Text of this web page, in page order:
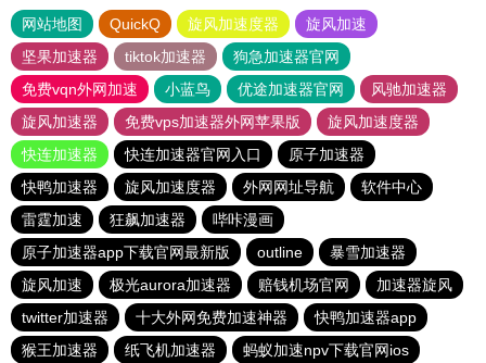
网站地图 QuickQ 旋风加速度器
旋风加速
坚果加速器
tiktok加速器
狗急加速器官网
免费vqn外网加速
小蓝鸟 优途加速器官网
风驰加速器
旋风加速器
免费vps加速器外网苹果版
旋风加速度器
快连加速器
快连加速器官网入口
原子加速器
快鸭加速器
旋风加速度器 外网网址导航
软件中心
雷霆加速
狂飙加速器
哔咔漫画
原子加速器app下载官网最新版
outline
暴雪加速器
旋风加速
极光aurora加速器 赔钱机场官网
加速器旋风
twitter加速器
十大外网免费加速神器
快鸭加速器app
猴王加速器
纸飞机加速器 蚂蚁加速npv下载官网ios